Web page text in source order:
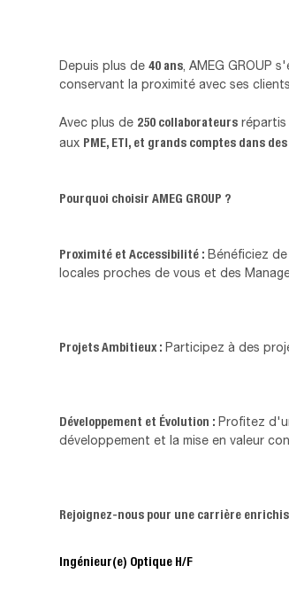
Depuis plus de40 ans , AMEG
conservant la proximité avec ses clients.
Avec plus de 250 collaborateurs répartis
aux PME, ETI, et grands comptes dans
Pourquoi choisir AMEG GROUP ?
Proximité et Accessibilité :Bénéficiez
locales proches de vous et des
Projets Ambitieux :Participez à des
Développement et Évolution :Profitez
développement et la mise en valeur
Rejoignez-nous pour une carrière
Ingénieur(e) Optique H/F